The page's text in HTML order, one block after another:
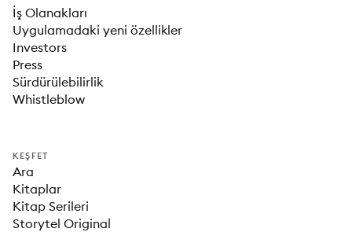
İş Olanakları
Uygulamadaki yeni özellikler
Investors
Press
Sürdürülebilirlik
Whistleblow
KEŞFET
Ara
Kitaplar
Kitap Serileri
Storytel Original